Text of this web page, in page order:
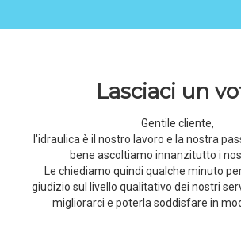
Lasciaci un
Gentile cliente,
l'idraulica è il nostro lavoro e la nostra
bene ascoltiamo innanzitutto i
Le chiediamo quindi qualche minuto
giudizio sul livello qualitativo dei nostri
migliorarci e poterla soddisfare in